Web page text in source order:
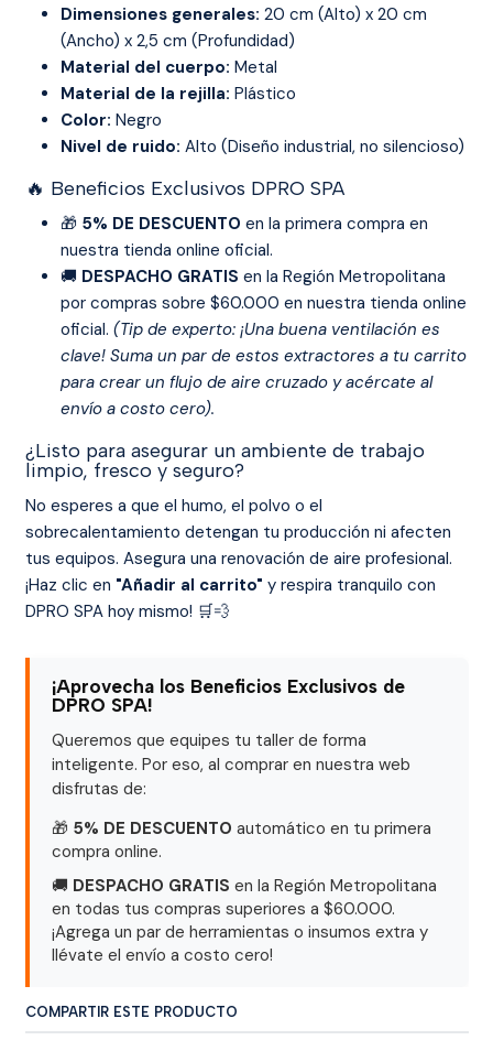
Dimensiones generales: 20 cm (Alto) x 20 cm
(Ancho) x 2,5 cm (Profundidad)
Material del cuerpo: Metal
Material de la rejilla: Plástico
Color: Negro
Nivel de ruido: Alto (Diseño industrial, no silencioso)
🔥 Beneficios Exclusivos DPRO SPA
🎁 5% DE DESCUENTO en la primera compra en
nuestra tienda online oficial.
🚚 DESPACHO GRATIS en la Región Metropolitana
por compras sobre $60.000 en nuestra tienda online
oficial. (Tip de experto: ¡Una buena ventilación es
clave! Suma un par de estos extractores a tu carrito
para crear un flujo de aire cruzado y acércate al
envío a costo cero).
¿Listo para asegurar un ambiente de trabajo
limpio, fresco y seguro?
No esperes a que el humo, el polvo o el
sobrecalentamiento detengan tu producción ni afecten
tus equipos. Asegura una renovación de aire profesional.
¡Haz clic en "Añadir al carrito" y respira tranquilo con
DPRO SPA hoy mismo! 🛒💨
¡Aprovecha los Beneficios Exclusivos de
DPRO SPA!
Queremos que equipes tu taller de forma
inteligente. Por eso, al comprar en nuestra web
disfrutas de:
🎁 5% DE DESCUENTO automático en tu primera
compra online.
🚚 DESPACHO GRATIS en la Región Metropolitana
en todas tus compras superiores a $60.000.
¡Agrega un par de herramientas o insumos extra y
llévate el envío a costo cero!
COMPARTIR ESTE PRODUCTO